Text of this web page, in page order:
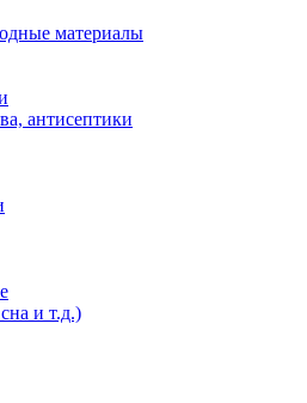
материалы
антисептики
и т.д.)